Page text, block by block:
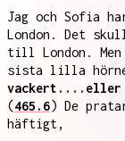
Jag och Sofia
London. Det
till London.
sista lilla
vackert....eller
(465.6) De
häftigt,